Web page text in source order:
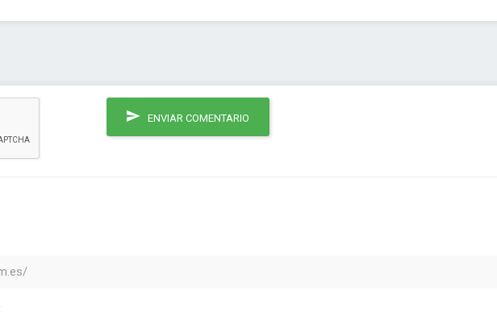
ENVIAR COMENTARIO